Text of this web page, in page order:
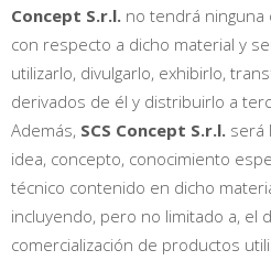
Concept S.r.l. no tendrá ninguna
con respecto a dicho material y
utilizarlo, divulgarlo, exhibirlo,
derivados de él y distribuirlo a
Además, SCS Concept S.r.l. será
idea, concepto, conocimiento
técnico contenido en dicho
incluyendo, pero no limitado a, el
comercialización de productos